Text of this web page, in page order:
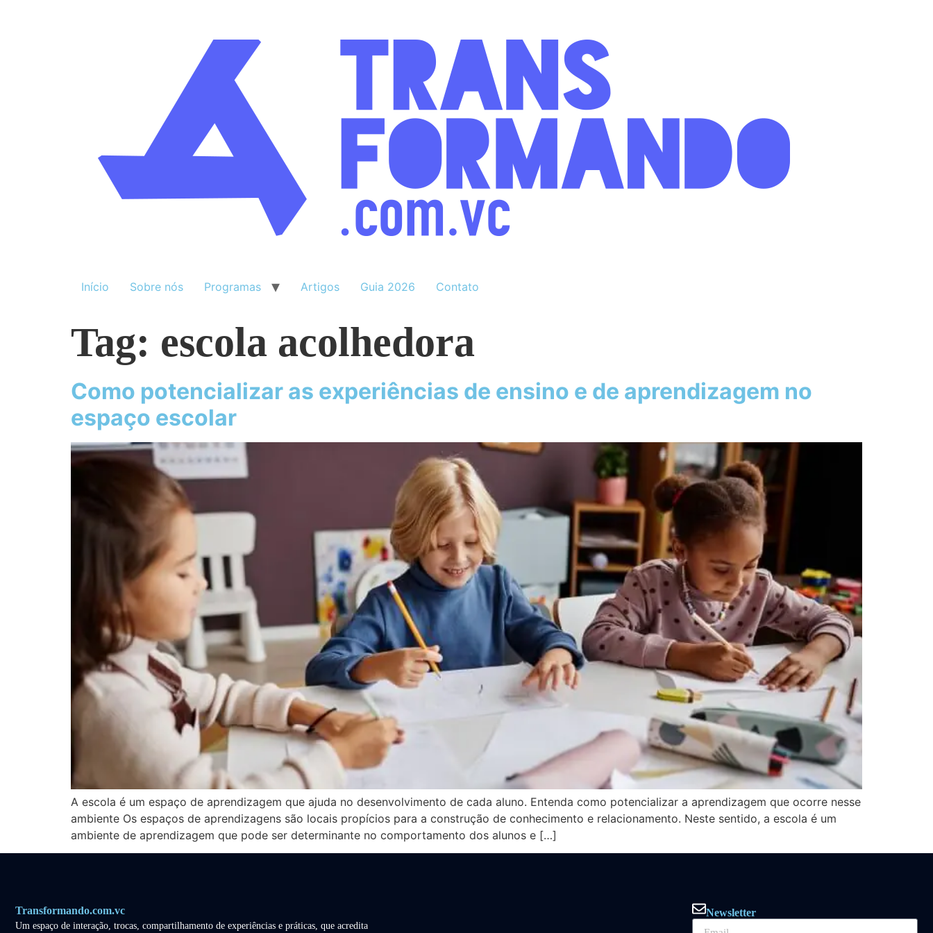
Início Sobre nós Programas Artigos Guia 2026 Contato
Tag: escola acolhedora
Como potencializar as experiências de ensino e de aprendizagem no
espaço escolar
A escola é um espaço de aprendizagem que ajuda no desenvolvimento de cada aluno. Entenda como potencializar a aprendizagem que ocorre nesse
ambiente Os espaços de aprendizagens são locais propícios para a construção de conhecimento e relacionamento. Neste sentido, a escola é um
ambiente de aprendizagem que pode ser determinante no comportamento dos alunos e […]
Transformando.com.vc
Um espaço de interação, trocas, compartilhamento de experiências e práticas, que acredita
Newsletter